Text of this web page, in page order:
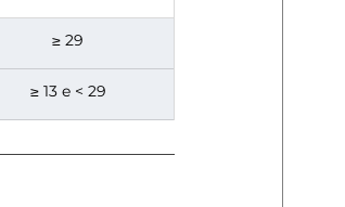
≥ 29
≥ 13 e < 29